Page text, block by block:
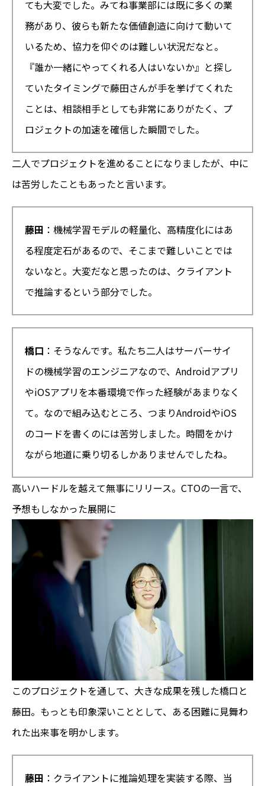
ても大変でした。みてね事業部には既に多くの業
務があり、彼らも新たな価値創造に向けて動いて
いるため、協力を仰ぐのは難しい状況だなと。
『誰か一緒にやってくれる人はいないか』と探し
ていたタイミングで藤田さんが手を挙げてくれた
ことは、相談相手としても非常にありがたく、プ
ロジェクトの加速を確信した瞬間でした。
二人でプロジェクトを進めることになりましたが、中に
は苦労したこともあったと言います。
藤田 ：機械学習モデルの軽量化、高精度化にはあ
る程度定石があるので、そこまで難しいことでは
ないなと。大変だなと思ったのは、クライアント
で推論するという部分でした。
橋口 ：そうなんです。私たち二人はサーバーサイ
ドの機械学習のエンジニアなので、Androidアプリ
やiOSアプリを本番環境で作った経験があまりなく
て。なので組み込むところ、つまりAndroidやiOS
のコードを書くのには苦労しました。時間をかけ
ながら地道に乗り切るしかありませんでしたね。
高いハードルを越えて無事にリリース。CTOの一言で、
予想もしなかった展開に
このプロジェクトを通して、大きな成果を残した橋口と
藤田。もっとも印象深いこととして、ある困難に見舞わ
れた出来事を明かします。
藤田 ：クライアントに推論処理を実装する際、当